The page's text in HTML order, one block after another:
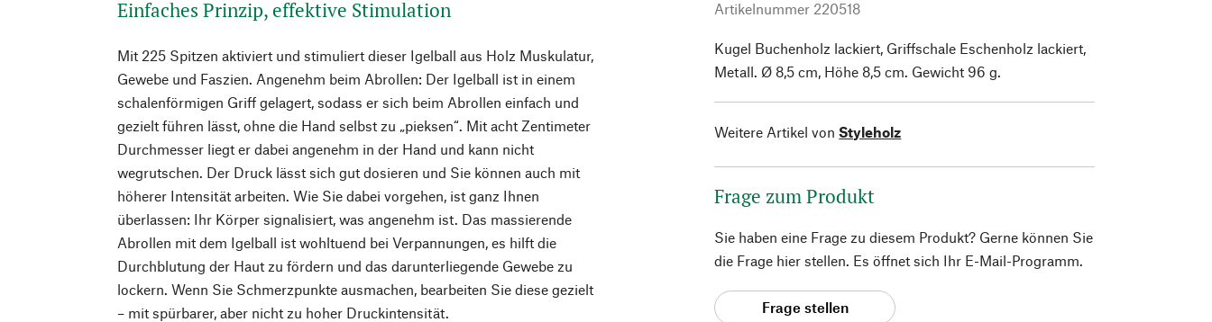
Einfaches Prinzip, effektive Stimulation
Mit 225 Spitzen aktiviert und stimuliert dieser Igelball aus Holz Muskulatur,
Gewebe und Faszien. Angenehm beim Abrollen: Der Igelball ist in einem
schalenförmigen Griff gelagert, sodass er sich beim Abrollen einfach und
gezielt führen lässt, ohne die Hand selbst zu „pieksen“. Mit acht Zentimeter
Durchmesser liegt er dabei angenehm in der Hand und kann nicht
wegrutschen. Der Druck lässt sich gut dosieren und Sie können auch mit
höherer Intensität arbeiten. Wie Sie dabei vorgehen, ist ganz Ihnen
überlassen: Ihr Körper signalisiert, was angenehm ist. Das massierende
Abrollen mit dem Igelball ist wohltuend bei Verpannungen, es hilft die
Durchblutung der Haut zu fördern und das darunterliegende Gewebe zu
lockern. Wenn Sie Schmerzpunkte ausmachen, bearbeiten Sie diese gezielt
– mit spürbarer, aber nicht zu hoher Druckintensität.
Artikelnummer 220518
Kugel Buchenholz lackiert, Griffschale Eschenholz lackiert,
Metall. Ø 8,5 cm, Höhe 8,5 cm. Gewicht 96 g.
Weitere Artikel von Styleholz
Frage zum Produkt
Sie haben eine Frage zu diesem Produkt? Gerne können Sie
die Frage hier stellen. Es öffnet sich Ihr E-Mail-Programm.
Frage stellen